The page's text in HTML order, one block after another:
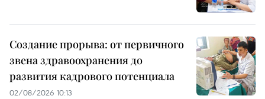
Создание прорыва: от первичного
звена здравоохранения до
развития кадрового потенциала
02/08/2026 10:13